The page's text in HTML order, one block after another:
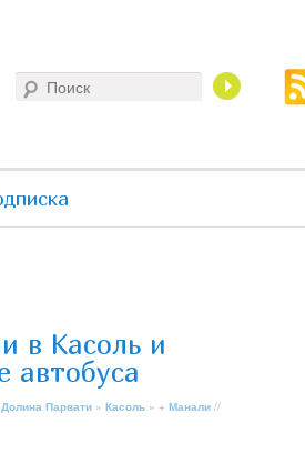
в Касоль и
автобуса
Долина Парвати » Касоль » + Манали //